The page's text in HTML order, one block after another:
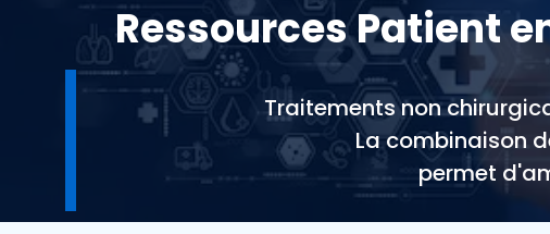
Ressources Patient
Traitements non
‍La combinaison
permet